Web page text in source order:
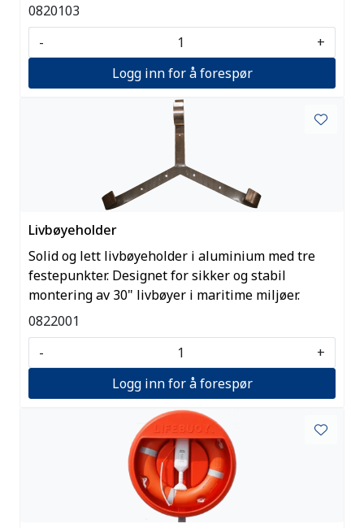
0820103
-
+
Logg inn for å forespør
Livbøyeholder
Solid og lett livbøyeholder i aluminium med tre
festepunkter. Designet for sikker og stabil
montering av 30" livbøyer i maritime miljøer.
0822001
-
+
Logg inn for å forespør